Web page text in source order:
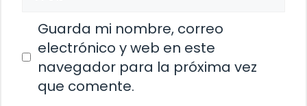
Guarda mi nombre, correo
electrónico y web en este
navegador para la próxima vez
que comente.